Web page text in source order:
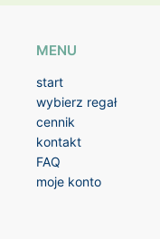
MENU
start
wybierz regał
cennik
kontakt
FAQ
moje konto